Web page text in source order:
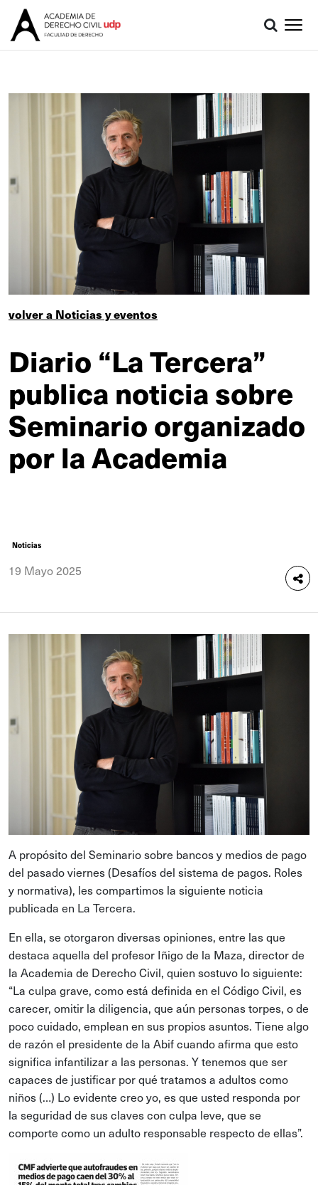
volver a Noticias y eventos
Diario “La Tercera”
publica noticia sobre
Seminario organizado
por la Academia
Noticias
19 Mayo 2025
A propósito del Seminario sobre bancos y medios de pago
del pasado viernes (Desafíos del sistema de pagos. Roles
y normativa), les compartimos la siguiente noticia
publicada en La Tercera.
En ella, se otorgaron diversas opiniones, entre las que
destaca aquella del profesor Iñigo de la Maza, director de
la Academia de Derecho Civil, quien sostuvo lo siguiente:
“La culpa grave, como está definida en el Código Civil, es
carecer, omitir la diligencia, que aún personas torpes, o de
poco cuidado, emplean en sus propios asuntos. Tiene algo
de razón el presidente de la Abif cuando afirma que esto
significa infantilizar a las personas. Y tenemos que ser
capaces de justificar por qué tratamos a adultos como
niños (…) Lo evidente creo yo, es que usted responda por
la seguridad de sus claves con culpa leve, que se
comporte como un adulto responsable respecto de ellas”.